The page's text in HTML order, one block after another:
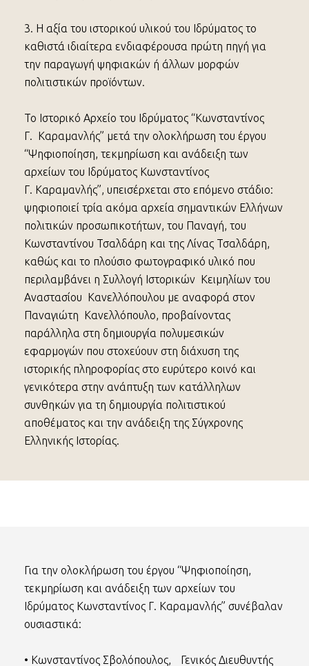
3. Η αξία του ιστορικού υλικού του Ιδρύματος το
καθιστά ιδιαίτερα ενδιαφέρουσα πρώτη πηγή για
την παραγωγή ψηφιακών ή άλλων μορφών
πολιτιστικών προϊόντων.
Το Ιστορικό Αρχείο του Ιδρύματος “Κωνσταντίνος
Γ. Καραμανλής” μετά την ολοκλήρωση του έργου
“Ψηφιοποίηση, τεκμηρίωση και ανάδειξη των
αρχείων του Ιδρύματος Κωνσταντίνος
Γ. Καραμανλής”, υπεισέρχεται στο επόμενο στάδιο:
ψηφιοποιεί τρία ακόμα αρχεία σημαντικών Ελλήνων
πολιτικών προσωπικοτήτων, του Παναγή, του
Κωνσταντίνου Τσαλδάρη και της Λίνας Τσαλδάρη,
καθώς και το πλούσιο φωτογραφικό υλικό που
περιλαμβάνει η Συλλογή Ιστορικών Κειμηλίων του
Αναστασίου Κανελλόπουλου με αναφορά στον
Παναγιώτη Κανελλόπουλο, προβαίνοντας
παράλληλα στη δημιουργία πολυμεσικών
εφαρμογών που στοχεύουν στη διάχυση της
ιστορικής πληροφορίας στο ευρύτερο κοινό και
γενικότερα στην ανάπτυξη των κατάλληλων
συνθηκών για τη δημιουργία πολιτιστικού
αποθέματος και την ανάδειξη της Σύγχρονης
Ελληνικής Ιστορίας.
Για την ολοκλήρωση του έργου “Ψηφιοποίηση,
τεκμηρίωση και ανάδειξη των αρχείων του
Ιδρύματος Κωνσταντίνος Γ. Καραμανλής” συνέβαλαν
ουσιαστικά:
• Κωνσταντίνος Σβολόπουλος, Γενικός Διευθυντής